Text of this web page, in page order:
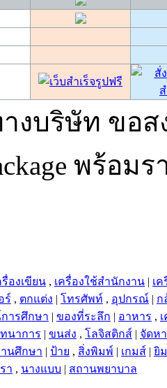
งบริษัท ขอส
พร้อม
รื่องเขียน , เครื่องใช้สำนักงาน | เ
ร์ , ตกแต่ง | โทรศัพท์ , อุปกรณ์ | ก
ารศึกษา | ของที่ระลึก | อาหาร ,
นาการ | ขนส่ง , โลจิสติกส์ | จัดห
นศึกษา | ป้าย , สิ่งพิมพ์ | เกมส์ | ยิม
า , นางแบบ | สถานพยาบาล